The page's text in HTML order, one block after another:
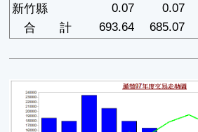
新竹縣
0.07 0.07
合 計
693.64 685.07